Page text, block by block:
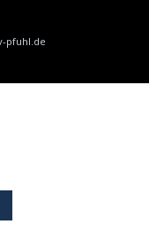
pfuhl.de